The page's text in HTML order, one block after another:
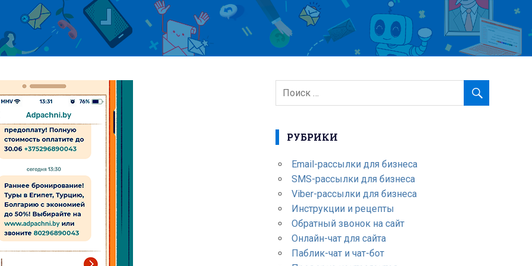
РУБРИКИ
Email-рассылки для бизнеса
SMS-рассылки для бизнеса
Viber-рассылки для бизнеса
Инструкции и рецепты
Обратный звонок на сайт
Онлайн-чат для сайта
Паблик-чат и чат-бот